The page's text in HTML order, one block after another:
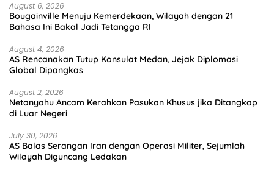
August 6, 2026
Bougainville Menuju Kemerdekaan, Wilayah dengan 21
Bahasa Ini Bakal Jadi Tetangga RI
August 4, 2026
AS Rencanakan Tutup Konsulat Medan, Jejak Diplomasi
Global Dipangkas
August 2, 2026
Netanyahu Ancam Kerahkan Pasukan Khusus jika Ditangkap
di Luar Negeri
July 30, 2026
AS Balas Serangan Iran dengan Operasi Militer, Sejumlah
Wilayah Diguncang Ledakan